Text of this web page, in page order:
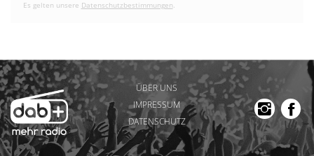
Es gelten unsere Datenschutzbestimmungen.
ÜBER UNS
IMPRESSUM
DATENSCHUTZ